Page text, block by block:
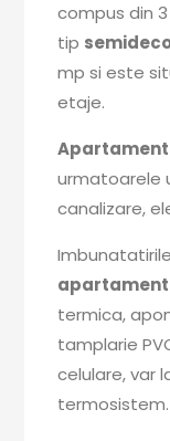
compus din
tip
mp si este
etaje.
urmatoarele
canalizare,
termica,
tamplarie
celulare, var
termosistem.